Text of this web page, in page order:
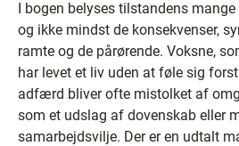
I bogen belyses tilstandens
og ikke mindst de konsekvenser,
ramte og de pårørende. Voksne,
har levet et liv uden at føle sig
adfærd bliver ofte mistolket af
som et udslag af dovenskab eller
samarbejdsvilje. Der er en udtalt